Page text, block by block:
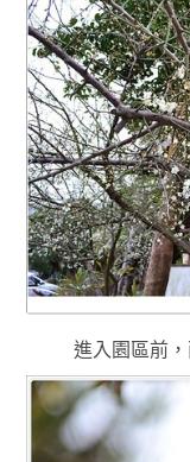
進入園區前，